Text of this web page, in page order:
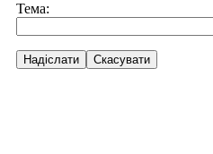
Тема:
Надіслати Скасувати